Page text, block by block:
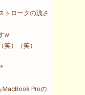
トロークの浅さ
w
笑）（笑）
MacBook Proの